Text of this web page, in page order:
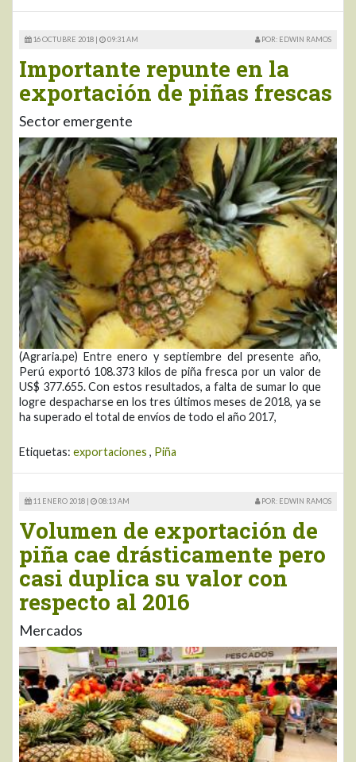
16 OCTUBRE 2018 | 09:31 AM POR: EDWIN RAMOS
Importante repunte en la
exportación de piñas frescas
Sector emergente
(Agraria.pe) Entre enero y septiembre del presente año,
Perú exportó 108.373 kilos de piña fresca por un valor de
US$ 377.655. Con estos resultados, a falta de sumar lo que
logre despacharse en los tres últimos meses de 2018, ya se
ha superado el total de envíos de todo el año 2017,
Etiquetas: exportaciones , Piña
11 ENERO 2018 | 08:13 AM POR: EDWIN RAMOS
Volumen de exportación de
piña cae drásticamente pero
casi duplica su valor con
respecto al 2016
Mercados